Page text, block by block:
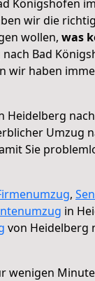
Königshofen
wir die
wollen, was
Bad
wir haben
Heidelberg
Umzug
Sie
,
in
von Heidelberg
wenigen